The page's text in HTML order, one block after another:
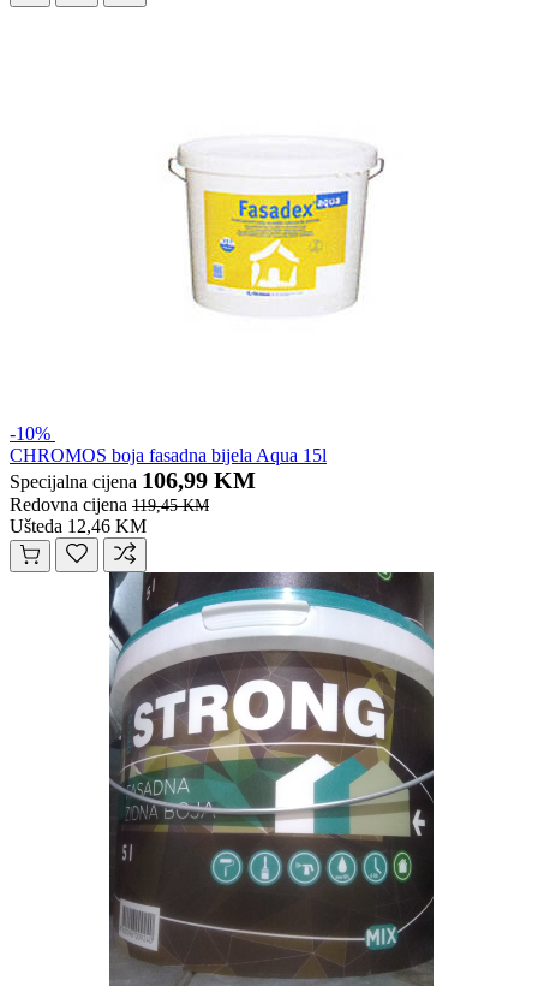
-10%
CHROMOS boja fasadna bijela Aqua 15l
Specijalna cijena 106,99 KM
Redovna cijena 119,45 KM
Ušteda 12,46 KM